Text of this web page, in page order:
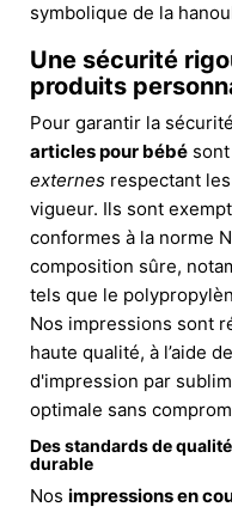
symbolique de la
Une sécurité
produits
Pour garantir la
articles pour bébé
externes respectant
vigueur. Ils sont
conformes à la norme
composition sûre,
tels que le
Nos impressions sont
haute qualité, à l’aide
d'impression par
optimale sans
Des standards de
durable
Nos impressions en